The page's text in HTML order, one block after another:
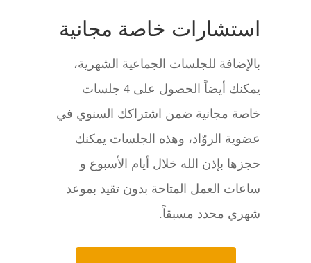
استشارات خاصة مجانية
بالإضافة للجلسات الجماعية الشهرية،
يمكنك أيضاً الحصول على 4 جلسات
خاصة مجانية ضمن اشتراكك السنوي في
عضوية الروّاد، وهذه الجلسات يمكنك
حجزها بإذن الله خلال أيام الأسبوع و
ساعات العمل المتاحة بدون تقيد بموعد
شهري محدد مسبقاً.